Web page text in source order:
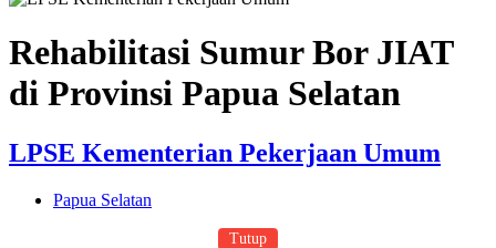
Rehabilitasi Sumur Bor JIAT
di Provinsi Papua Selatan
LPSE Kementerian Pekerjaan Umum
Papua Selatan
Tutup